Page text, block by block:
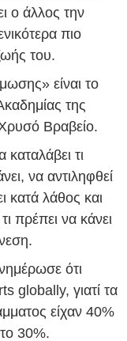
ο άλλος την
πιο
του.
είναι το
της
Βραβείο.
τι
να αντιληφθεί
κατά λάθος και
πρέπει να κάνει
ότι
globally, γιατί τα
είχαν 40%
30%.